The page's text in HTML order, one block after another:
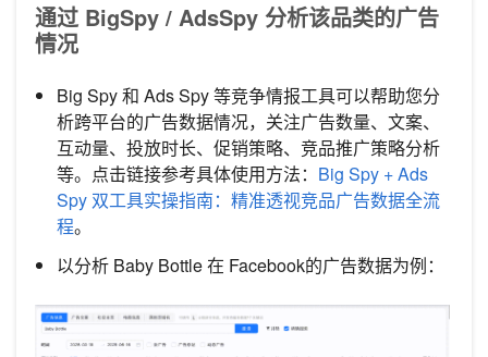
通过 BigSpy / AdsSpy 分析该品类的广告
情况
Big Spy 和 Ads Spy 等竞争情报工具可以帮助您分
析跨平台的广告数据情况，关注广告数量、文案、
互动量、投放时长、促销策略、竞品推广策略分析
等。点击链接参考具体使用方法： Big Spy + Ads
Spy 双工具实操指南：精准透视竞品广告数据全流
程。
以分析 Baby Bottle 在 Facebook的广告数据为例：